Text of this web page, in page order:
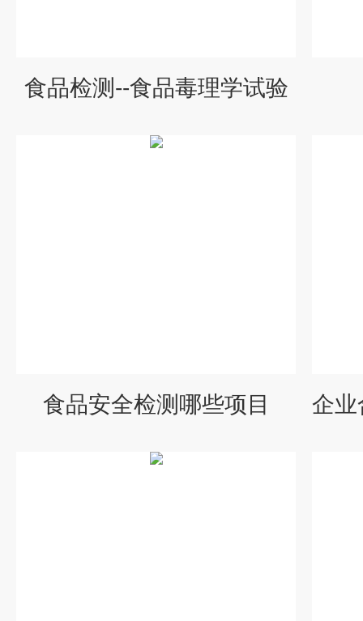
食品检测--食品毒理学试验
食品安全检测哪些项目